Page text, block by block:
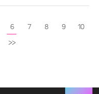
6 7 8 9
10
>>